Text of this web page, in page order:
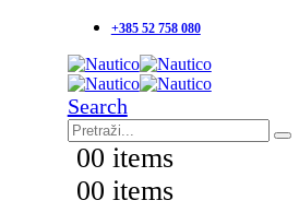
+385 52 758 080
Search
00 items
00 items